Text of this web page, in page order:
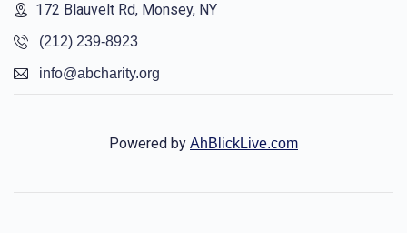
172 Blauvelt Rd, Monsey, NY
(212) 239-8923
info@abcharity.org
Powered by AhBlickLive.com